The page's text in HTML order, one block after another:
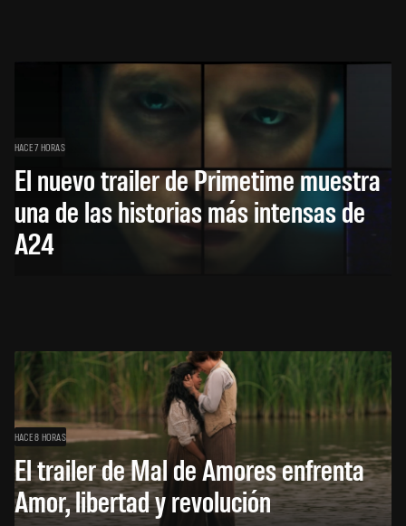
HACE 7 HORAS
El nuevo trailer de Primetime muestra
una de las historias más intensas de
A24
HACE 8 HORAS
El trailer de Mal de Amores enfrenta
Amor, libertad y revolución